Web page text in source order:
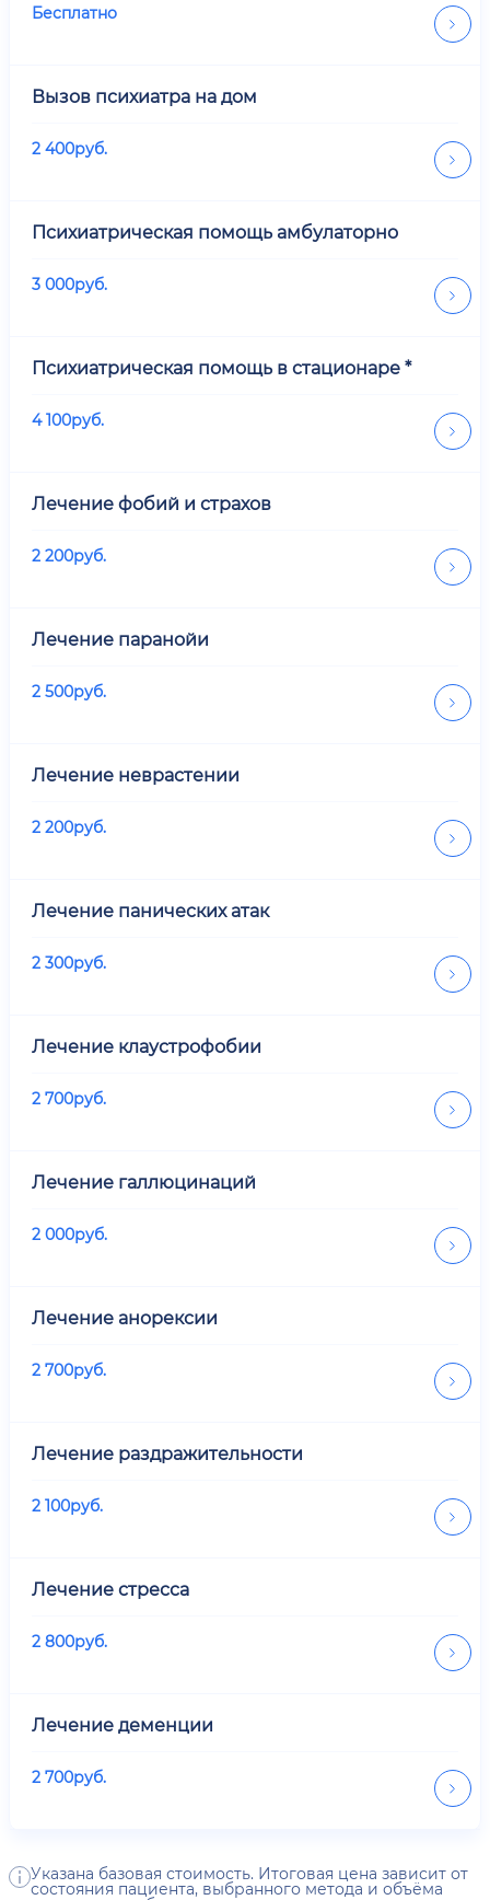
Бесплатно
Вызов психиатра на дом
2 400руб.
Психиатрическая помощь амбулаторно
3 000руб.
Психиатрическая помощь в стационаре *
4 100руб.
Лечение фобий и страхов
2 200руб.
Лечение паранойи
2 500руб.
Лечение неврастении
2 200руб.
Лечение панических атак
2 300руб.
Лечение клаустрофобии
2 700руб.
Лечение галлюцинаций
2 000руб.
Лечение анорексии
2 700руб.
Лечение раздражительности
2 100руб.
Лечение стресса
2 800руб.
Лечение деменции
2 700руб.
Указана базовая стоимость. Итоговая цена зависит от
состояния пациента, выбранного метода и объёма